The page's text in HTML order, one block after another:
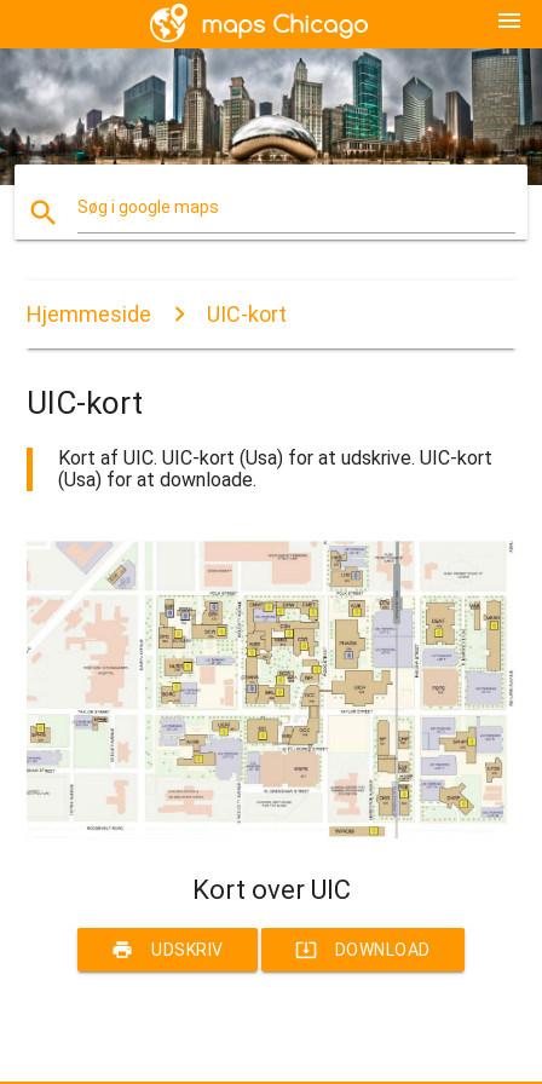
menu
search Søg i google maps
Hjemmeside UIC-kort
UIC-kort
Kort af UIC. UIC-kort (Usa) for at udskrive. UIC-kort
(Usa) for at downloade.
Kort over UIC
print UDSKRIV system_update_alt DOWNLOAD